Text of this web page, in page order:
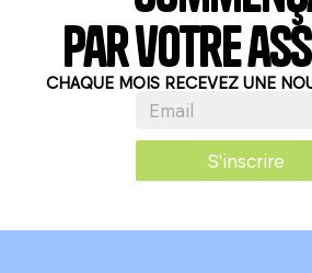
par votre
CHAQUE MOIS RECEVEZ UNE
S'inscrire